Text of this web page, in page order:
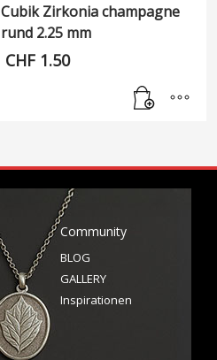
Cubik Zirkonia champagne
rund 2.25 mm
CHF1.50
Community
BLOG
GALLERY
Inspirationen